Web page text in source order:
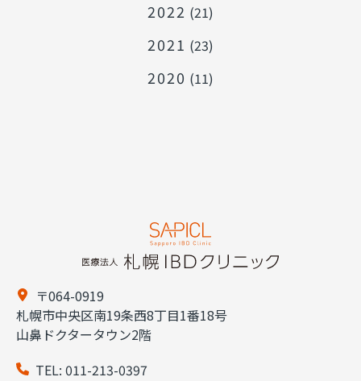
2022 (21)
2021 (23)
2020 (11)
〒064-0919
札幌市中央区南19条西8丁目1番18号
山鼻ドクタータウン2階
TEL: 011-213-0397